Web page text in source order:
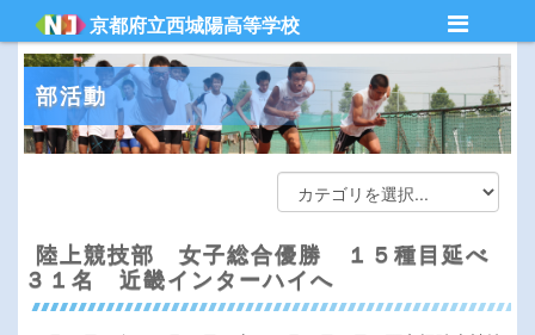
部活動
陸上競技部 女子総合優勝 １５種目延べ
３１名 近畿インターハイへ
京都府立西城陽高等学校